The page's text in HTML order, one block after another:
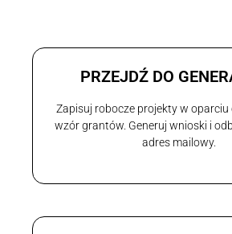
PRZEJDŹ DO
Zapisuj robocze projekty w oparciu
wzór grantów. Generuj wnioski i
adres mailowy.